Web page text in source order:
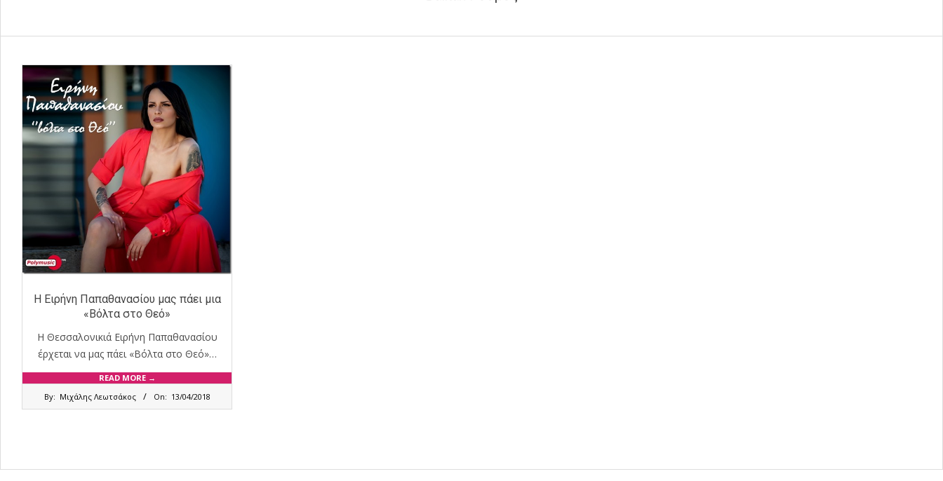
Η Ειρήνη Παπαθανασίου μας πάει μια
«Βόλτα στο Θεό»
Η Θεσσαλονικιά Ειρήνη Παπαθανασίου
έρχεται να μας πάει «Βόλτα στο Θεό»…
READ MORE →
By: Μιχάλης Λεωτσάκος On: 13/04/2018